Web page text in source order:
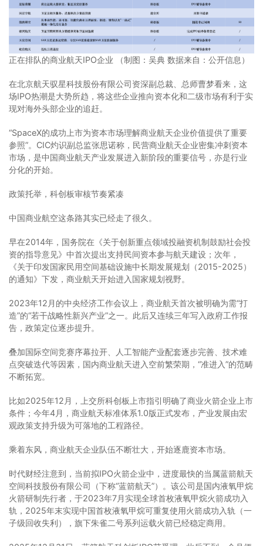
正在排队的商业航天IPO企业 （制图：吴典 数据来自：公开信息）
在北京航天驭星科技股份有限公司资深副总裁、总师曹梦看来，这
场IPO热潮是大势所趋，将这些企业推向资本化和二级市场有利于实
现对海外头部企业的追赶。
“SpaceX的成功上市为资本市场理解商业航天企业价值提供了重要
参照”。CIC灼识副总监张思诺称，民营商业航天企业密集冲刺资本
市场，是中国商业航天产业发展进入新阶段的重要信号，亦是行业
分化的开始。
政策托举，科创板审核节奏紧凑
中国商业航空这条路其实已经走了很久。
早在2014年，国务院在《关于创新重点领域投融资机制鼓励社会投
资的指导意见》中首次提出支持民间资本参与航天建设；次年，
《关于印发国家民用空间基础设施中长期发展规划（2015-2025）
的通知》下发，商业航天开始进入国家规划视野。
2023年12月的中央经济工作会议上，商业航天首次被明确为需“打
造”的“若干战略性新兴产业”之一。此后又连续三年写入政府工作报
告，政策定位逐步提升。
叠加国际空间竞赛序幕拉开、人工智能产业配套逐步完善、技术难
点突破迭代等因素，国内商业航天进入空前繁荣期，“准进入”的范畴
不断拓宽。
比如2025年12月，上交所科创板上市指引明确了商业火箭企业上市
条件；今年4月，商业航天标准体系1.0版正式发布，产业发展由宏
观政策支持升级为可落地的工程路径。
乘着东风，商业航天企业队伍不断壮大，开始逐鹿资本市场。
时代财经注意到，当前拟IPO火箭企业中，进度最快的当属蓝箭航天
空间科技股份有限公司（下称“蓝箭航天”）。该公司是国内液氧甲烷
火箭研制先行者，于2023年7月实现全球首枚液氧甲烷火箭成功入
轨，2025年末实现中国首枚液氧甲烷可重复使用火箭成功入轨（一
子级回收失利），旗下朱雀二号系列运载火箭已经稳定商用。